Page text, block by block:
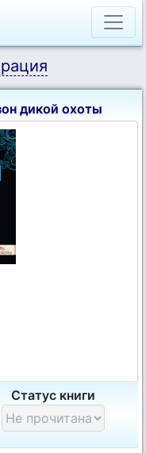
дикой охоты
Статус книги